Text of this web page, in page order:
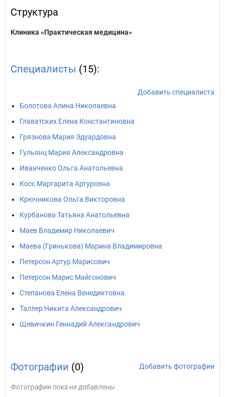
Структура
Клиника «Практическая медицина»
Специалисты (15):
Добавить специалиста
Болотова Алина Николаевна
Главатских Елена Константиновна
Грязнова Мария Эдуардовна
Гульянц Мария Александровна
Иванченко Ольга Анатольевна
Косс Маргарита Артуровна
Крючникова Ольга Викторовна
Курбанова Татьяна Анатольевна
Маев Владимир Николаевич
Маева (Гринькова) Марина Владимировна
Петерсон Артур Марисович
Петерсон Марис Майгонович
Степанова Елена Венедиктовна
Таллер Никита Александрович
Щевичкин Геннадий Александрович
Фотографии (0) Добавить фотографии
Фотографии пока не добавлены